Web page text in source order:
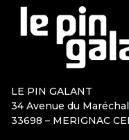
LE PIN GALANT
34 Avenue du
33698 – MERIGNAC